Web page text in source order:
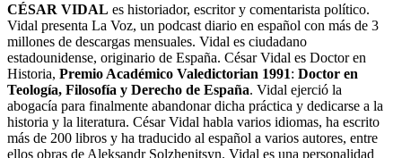
CÉSAR VIDAL es historiador, escritor y comentarista político.
Vidal presenta La Voz, un podcast diario en español con más de 3
millones de descargas mensuales. Vidal es ciudadano
estadounidense, originario de España. César Vidal es Doctor en
Historia, Premio Académico Valedictorian 1991: Doctor en
Teología, Filosofía y Derecho de España. Vidal ejerció la
abogacía para finalmente abandonar dicha práctica y dedicarse a la
historia y la literatura. César Vidal habla varios idiomas, ha escrito
más de 200 libros y ha traducido al español a varios autores, entre
ellos obras de Aleksandr Solzhenitsyn. Vidal es una personalidad